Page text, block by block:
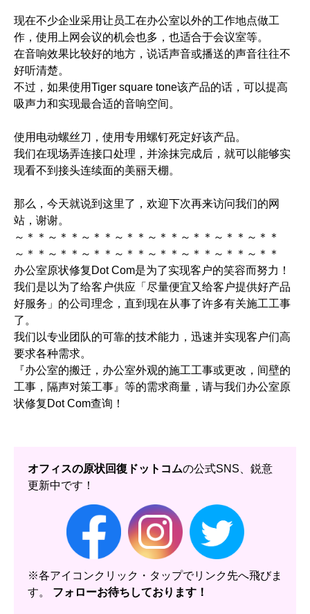
现在不少企业采用让员工在办公室以外的工作地点做工
作，使用上网会议的机会也多，也适合于会议室等。
在音响效果比较好的地方，说话声音或播送的声音往往不
好听清楚。
不过，如果使用Tiger square tone该产品的话，可以提高
吸声力和实现最合适的音响空间。
使用电动螺丝刀，使用专用螺钉死定好该产品。
我们在现场弄连接口处理，并涂抹完成后，就可以能够实
现看不到接头连续面的美丽天棚。
那么，今天就说到这里了，欢迎下次再来访问我们的网
站，谢谢。
～＊＊～＊＊～＊＊～＊＊～＊＊～＊＊～＊＊～＊＊
～＊＊～＊＊～＊＊～＊＊～＊＊～＊＊～＊＊～＊＊
办公室原状修复Dot Com是为了实现客户的笑容而努力！
我们是以为了给客户供应「尽量便宜又给客户提供好产品
好服务」的公司理念，直到现在从事了许多有关施工工事
了。
我们以专业团队的可靠的技术能力，迅速并实现客户们高
要求各种需求。
『办公室的搬迁，办公室外观的施工工事或更改，间壁的
工事，隔声对策工事』等的需求商量，请与我们办公室原
状修复Dot Com查询！
オフィスの原状回復ドットコムの公式SNS、鋭意
更新中です！
※各アイコンクリック・タップでリンク先へ飛びま
す。 フォローお待ちしております！